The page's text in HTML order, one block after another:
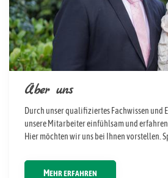
Über uns
Durch unser qualifiziertes Fachwissen und
unsere Mitarbeiter einfühlsam und
Hier möchten wir uns bei Ihnen vorstellen.
MEHR ERFAHREN